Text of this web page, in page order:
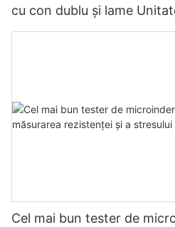
cu con dublu și lame
multifuncțională cu lame
Cel mai bun tester de